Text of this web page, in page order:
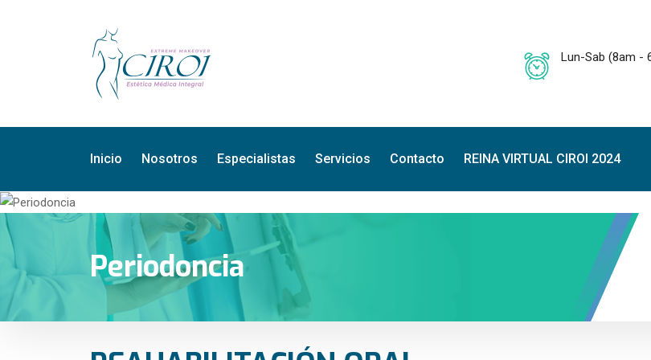
Lun-Sab (8am -
Inicio Nosotros Especialistas Servicios Contacto REINA VIRTUAL CIROI 2024
Periodoncia